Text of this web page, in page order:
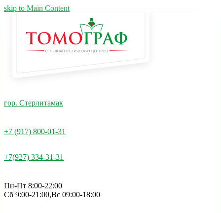
skip to Main Content
гор. Стерлитамак
+7 (917) 800-01-31
+7(927) 334-31-31
Пн-Пт 8:00-22:00
Сб 9:00-21:00,Вс 09:00-18:00